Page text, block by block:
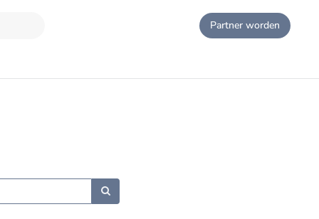
Partner worden